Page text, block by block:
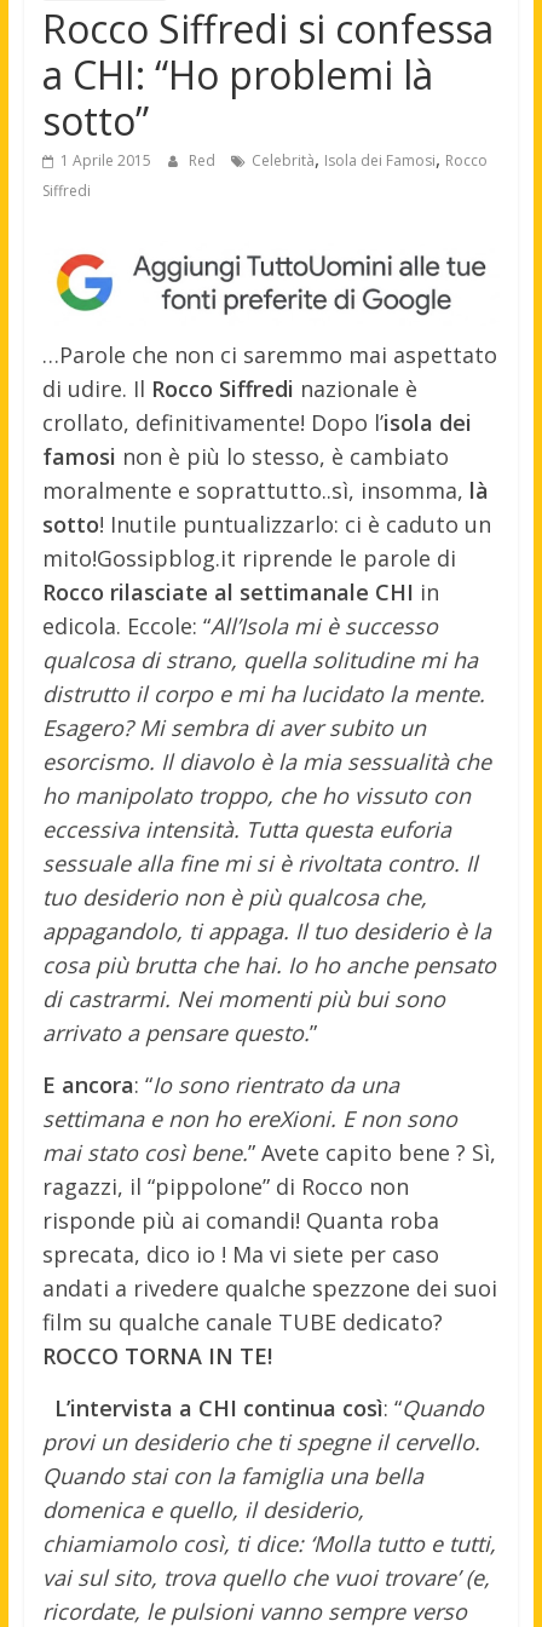
Rocco Siffredi si confessa
a CHI: “Ho problemi là
sotto”
1 Aprile 2015 Red Celebrità, Isola dei Famosi, Rocco
Siffredi
…Parole che non ci saremmo mai aspettato
di udire. Il Rocco Siffredi nazionale è
crollato, definitivamente! Dopo l’isola dei
famosi non è più lo stesso, è cambiato
moralmente e soprattutto..sì, insomma, là
sotto! Inutile puntualizzarlo: ci è caduto un
mito!Gossipblog.it riprende le parole di
Rocco rilasciate al settimanale CHI in
edicola. Eccole: “All’Isola mi è successo
qualcosa di strano, quella solitudine mi ha
distrutto il corpo e mi ha lucidato la mente.
Esagero? Mi sembra di aver subito un
esorcismo. Il diavolo è la mia sessualità che
ho manipolato troppo, che ho vissuto con
eccessiva intensità. Tutta questa euforia
sessuale alla fine mi si è rivoltata contro. Il
tuo desiderio non è più qualcosa che,
appagandolo, ti appaga. Il tuo desiderio è la
cosa più brutta che hai. Io ho anche pensato
di castrarmi. Nei momenti più bui sono
arrivato a pensare questo.”
E ancora: “Io sono rientrato da una
settimana e non ho ereXioni. E non sono
mai stato così bene.” Avete capito bene ? Sì,
ragazzi, il “pippolone” di Rocco non
risponde più ai comandi! Quanta roba
sprecata, dico io ! Ma vi siete per caso
andati a rivedere qualche spezzone dei suoi
film su qualche canale TUBE dedicato?
ROCCO TORNA IN TE!
L’intervista a CHI continua così: “Quando
provi un desiderio che ti spegne il cervello.
Quando stai con la famiglia una bella
domenica e quello, il desiderio,
chiamiamolo così, ti dice: ‘Molla tutto e tutti,
vai sul sito, trova quello che vuoi trovare’ (e,
ricordate, le pulsioni vanno sempre verso